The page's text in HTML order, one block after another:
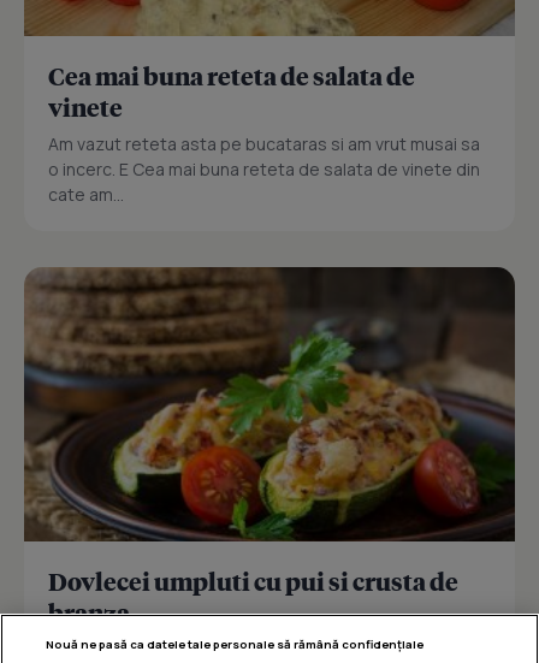
Cea mai buna reteta de salata de
vinete
Am vazut reteta asta pe bucataras si am vrut musai sa
o incerc. E Cea mai buna reteta de salata de vinete din
cate am...
Dovlecei umpluti cu pui si crusta de
branza
Reteta delicioasa de dovlecei umpluti cu pui si crusta
Nouă ne pasă ca datele tale personale să rămână confidențiale